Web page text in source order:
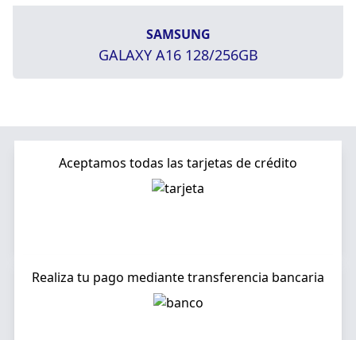
SAMSUNG
GALAXY A16 128/256GB
Aceptamos todas las tarjetas de crédito
Realiza tu pago mediante transferencia bancaria